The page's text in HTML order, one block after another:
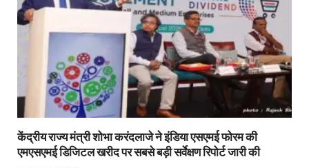
केंद्रीय राज्य मंत्री शोभा करंदलाजे ने इंडिया एसएमई फोरम की
एमएसएमई डिजिटल खरीद पर सबसे बड़ी सर्वेक्षण रिपोर्ट जारी की